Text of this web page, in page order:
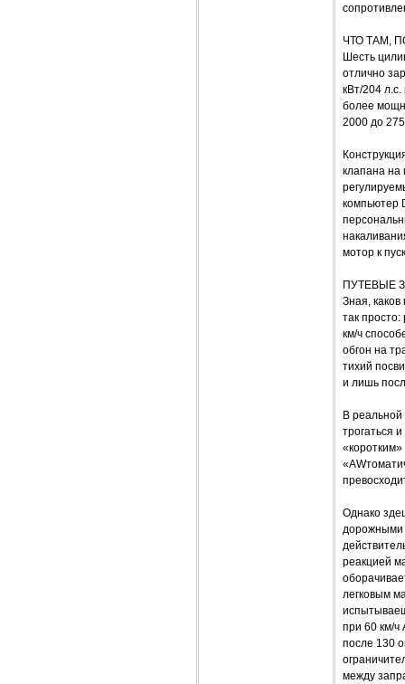
ЧТО ТАМ,
Шесть
отлично
кВт/204
более
2000 до
клапана на
компьютер
мотор к
ПУТЕВЫЕ
Зная,
так просто:
км/ч
обгон на
тихий
и лишь
В
трогаться
Однако
дорожными
реакцией
легковым
при 60 км/ч
после 130
между